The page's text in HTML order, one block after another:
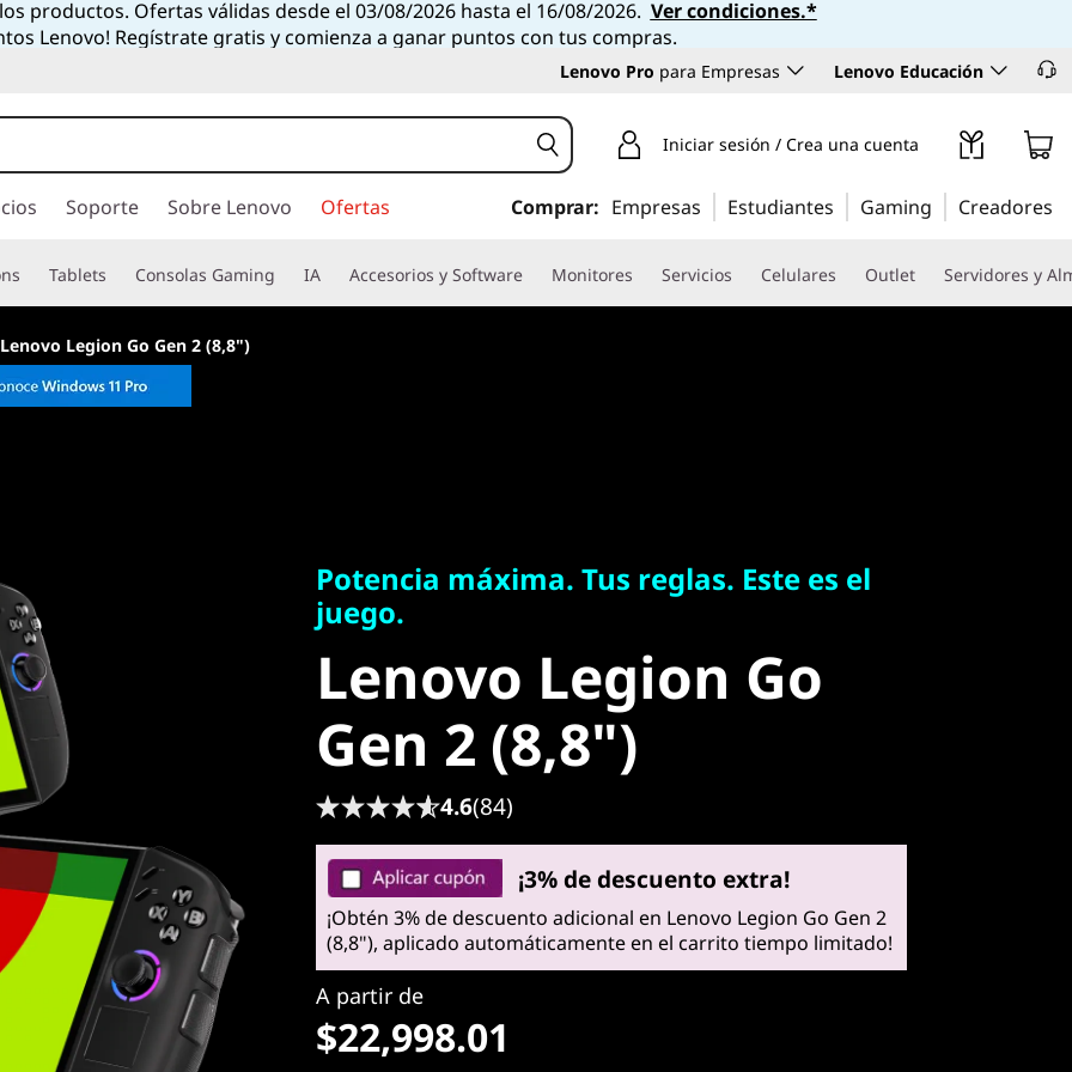
productos. Ofertas válidas desde el 03/08/2026 hasta el 16/08/2026. Ver condiciones.*
Lenovo! Regístrate gratis y comienza a ganar puntos con tus compras.
Lenovo Pro para Empresas Lenovo Educación
Iniciar sesión / Crea una cuenta
Soporte Sobre Lenovo Ofertas Comprar: Empresas Estudiantes Gaming Creadores
Tablets Consolas Gaming IA Accesorios y Software Monitores Servicios Celulares Outlet Servidores y
Lenovo Legion Go Gen 2 (8,8")
Lenovo Legion Go
Gen 2 (8,8")
Potencia máxima. Tus reglas. Este es el
juego.
Lenovo Legion Go
Gen 2 (8,8")
4.6(84)
¡3% de descuento extra!
¡Obtén 3% de descuento adicional en Lenovo Legion Go Gen 2
(8,8"), aplicado automáticamente en el carrito tiempo limitado!
A partir de
$22,998.01